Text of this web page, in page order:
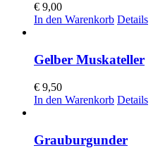
€ 9,00
In den Warenkorb Details
Gelber Muskateller
€ 9,50
In den Warenkorb Details
Grauburgunder